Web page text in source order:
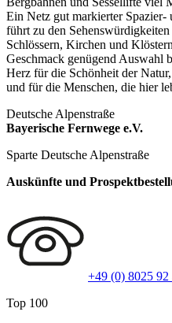
Ein Netz gut markierter
führt zu den
Schlössern, Kirchen und
Geschmack genügend Auswahl
Herz für die Schönheit der
und für die Menschen, die hier
Deutsche Alpenstraße
Bayerische Fernwege e.V.
Sparte Deutsche Alpenstraße
Auskünfte und
+49 (0) 8025 92
Top 100